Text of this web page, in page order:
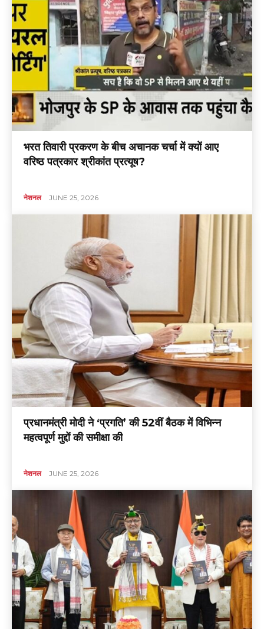
भरत तिवारी प्रकरण के बीच अचानक चर्चा में क्यों आए
वरिष्ठ पत्रकार श्रीकांत प्रत्यूष?
नेशनल JUNE 25, 2026
प्रधानमंत्री मोदी ने ‘प्रगति’ की 52वीं बैठक में विभिन्न
महत्वपूर्ण मुद्दों की समीक्षा की
नेशनल JUNE 25, 2026